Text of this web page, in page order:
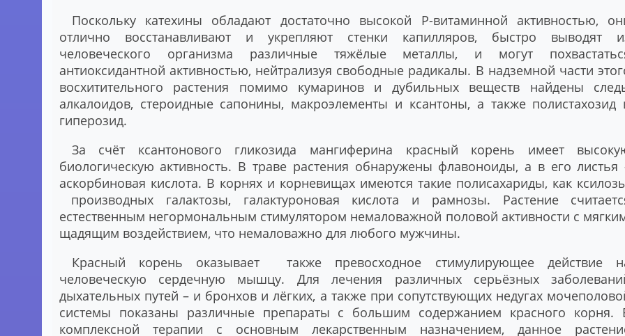
Поскольку катехины обладают достаточно высокой Р-витаминной активностью,
отлично восстанавливают и укрепляют стенки капилляров, быстро выводят
человеческого организма различные тяжёлые металлы, и могут
антиоксидантной активностью, нейтрализуя свободные радикалы. В надземной части
восхитительного растения помимо кумаринов и дубильных веществ найдены
алкалоидов, стероидные сапонины, макроэлементы и ксантоны, а также полистахозид
гиперозид.
За счёт ксантонового гликозида мангиферина красный корень имеет
биологическую активность. В траве растения обнаружены флавоноиды, а в его листья
аскорбиновая кислота. В корнях и корневищах имеются такие полисахариды, как
производных галактозы, галактуроновая кислота и рамнозы. Растение
естественным негормональным стимулятором немаловажной половой активности с
щадящим воздействием, что немаловажно для любого мужчины.
Красный корень оказывает также превосходное стимулирующее действие
человеческую сердечную мышцу. Для лечения различных серьёзных
дыхательных путей – и бронхов и лёгких, а также при сопутствующих недугах
системы показаны различные препараты с большим содержанием красного корня.
комплексной терапии с основным лекарственным назначением, данное